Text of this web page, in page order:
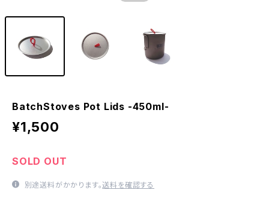
BatchStoves Pot Lids -450ml-
¥1,500
SOLD OUT
別途送料がかかります。送料を確認する